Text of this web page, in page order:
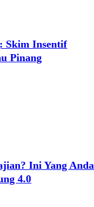
Skim Insentif
Pinang
Ini Yang Anda
4.0